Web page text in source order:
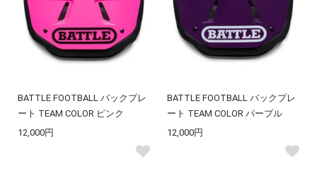
BATTLE FOOTBALL バックプレ
ート TEAM COLOR ピンク
12,000円
BATTLE FOOTBALL バックプレ
ート TEAM COLOR パープル
12,000円